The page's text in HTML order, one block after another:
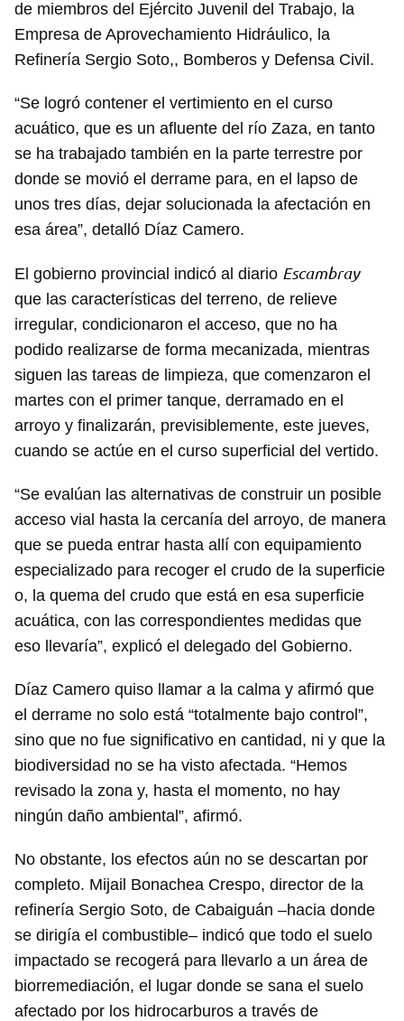
de miembros del Ejército Juvenil del Trabajo, la
Empresa de Aprovechamiento Hidráulico, la
Refinería Sergio Soto,, Bomberos y Defensa Civil.
“Se logró contener el vertimiento en el curso
acuático, que es un afluente del río Zaza, en tanto
se ha trabajado también en la parte terrestre por
donde se movió el derrame para, en el lapso de
unos tres días, dejar solucionada la afectación en
esa área”, detalló Díaz Camero.
El gobierno provincial indicó al diario Escambray
que las características del terreno, de relieve
irregular, condicionaron el acceso, que no ha
podido realizarse de forma mecanizada, mientras
siguen las tareas de limpieza, que comenzaron el
martes con el primer tanque, derramado en el
arroyo y finalizarán, previsiblemente, este jueves,
cuando se actúe en el curso superficial del vertido.
“Se evalúan las alternativas de construir un posible
acceso vial hasta la cercanía del arroyo, de manera
que se pueda entrar hasta allí con equipamiento
especializado para recoger el crudo de la superficie
o, la quema del crudo que está en esa superficie
acuática, con las correspondientes medidas que
eso llevaría”, explicó el delegado del Gobierno.
Díaz Camero quiso llamar a la calma y afirmó que
el derrame no solo está “totalmente bajo control”,
sino que no fue significativo en cantidad, ni y que la
biodiversidad no se ha visto afectada. “Hemos
revisado la zona y, hasta el momento, no hay
ningún daño ambiental”, afirmó.
No obstante, los efectos aún no se descartan por
completo. Mijail Bonachea Crespo, director de la
refinería Sergio Soto, de Cabaiguán –hacia donde
se dirigía el combustible– indicó que todo el suelo
impactado se recogerá para llevarlo a un área de
biorremediación, el lugar donde se sana el suelo
afectado por los hidrocarburos a través de